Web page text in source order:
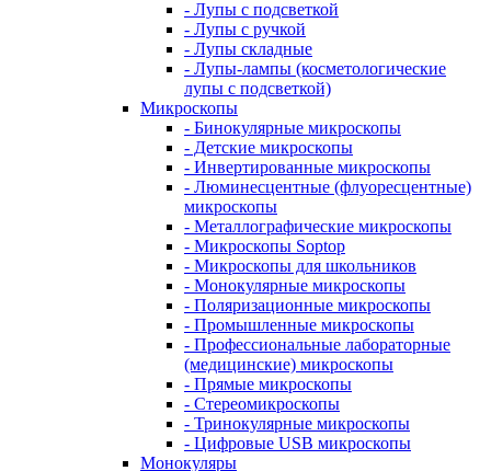
- Лупы с подсветкой
- Лупы с ручкой
- Лупы складные
- Лупы-лампы (косметологические
лупы с подсветкой)
Микроскопы
- Бинокулярные микроскопы
- Детские микроскопы
- Инвертированные микроскопы
- Люминесцентные (флуоресцентные)
микроскопы
- Металлографические микроскопы
- Микроскопы Soptop
- Микроскопы для школьников
- Монокулярные микроскопы
- Поляризационные микроскопы
- Промышленные микроскопы
- Профессиональные лабораторные
(медицинские) микроскопы
- Прямые микроскопы
- Стереомикроскопы
- Тринокулярные микроскопы
- Цифровые USB микроскопы
Монокуляры